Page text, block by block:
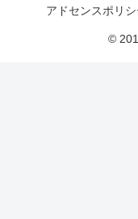
アドセンスポリシ
©